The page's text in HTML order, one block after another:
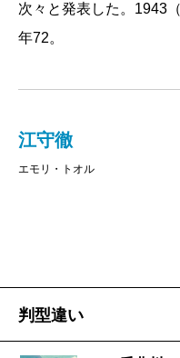
次々と発表した。1943
年72。
江守徹
エモリ・トオル
判型違い